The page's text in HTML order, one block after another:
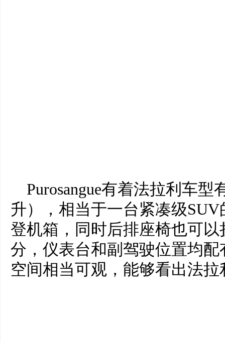
Purosangue有着法拉利车
升），相当于一台紧凑级
登机箱，同时后排座椅也可
分，仪表台和副驾驶位置均
空间相当可观，能够看出法